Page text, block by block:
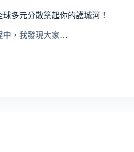
多元分散築起你的護城河！
中，我發現大家…